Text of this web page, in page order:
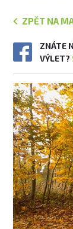
ZPĚT NA
ZNÁTE
VÝLET?